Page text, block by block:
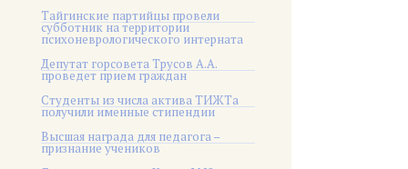
Тайгинские партийцы провели
субботник на территории
психоневрологического интерната
Депутат горсовета Трусов А.А.
проведет прием граждан
Студенты из числа актива ТИЖТа
получили именные стипендии
Высшая награда для педагога –
признание учеников